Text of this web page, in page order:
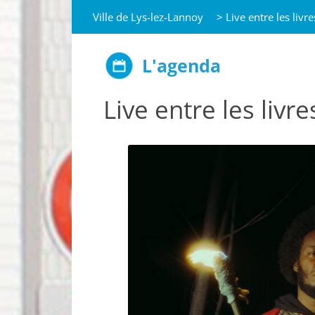
Ville de Lys-lez-Lannoy > Live entre les
L'agenda
Live entre les